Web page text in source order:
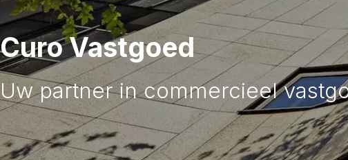
Curo Vastgoed
Uw partner in commercieel